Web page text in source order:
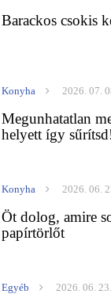
Barackos csokis
Konyha 2026. 07.
Megunhatatlan
helyett így
Konyha 2026. 06.
Öt dolog, amire
papírtörlőt
Egyéb 2026. 06. 23.